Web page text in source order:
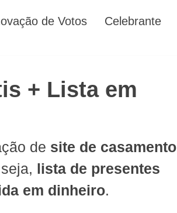
de Votos Celebrante
+ Lista em
de site de casamento
lista de presentes
em dinheiro.